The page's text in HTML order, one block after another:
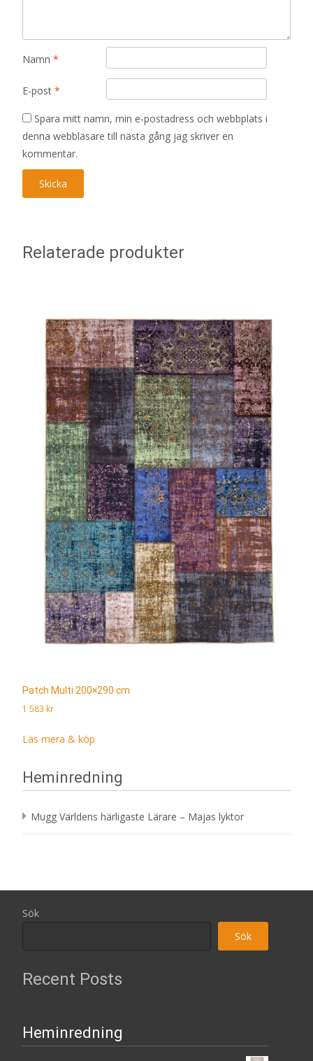
Namn *
E-post *
Spara mitt namn, min e-postadress och webbplats i
denna webbläsare till nästa gång jag skriver en
kommentar.
Relaterade produkter
Patch Multi 200×290 cm
1 583 kr
Läs mera & köp
Heminredning
Mugg Världens härligaste Lärare – Majas lyktor
Sök
Sök
Recent Posts
Heminredning